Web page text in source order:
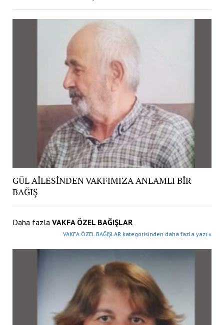
GÜL AİLESİNDEN VAKFIMIZA ANLAMLI BİR
BAĞIŞ
Daha fazla VAKFA ÖZEL BAĞIŞLAR
VAKFA ÖZEL BAĞIŞLAR kategorisinden daha fazla yazı »